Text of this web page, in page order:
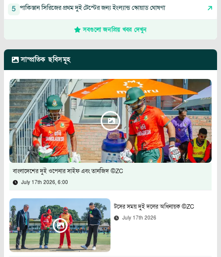
5 পাকিস্তান সিরিজের প্রথম দুই টেস্টের জন্য ইংল্যান্ড স্কোয়াড ঘোষণা
সবগুলো জনপ্রিয় খবর দেখুন
সাম্প্রতিক ছবিসমূহ
বাংলাদেশের দুই ওপেনার সাইফ এবং তানজিদ ©ZC
July 17th 2026, 6:00
টসের সময় দুই দলের অধিনায়ক ©ZC
July 17th 2026